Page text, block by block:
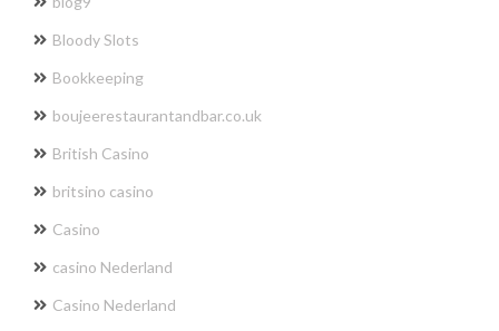
Bloody Slots
Bookkeeping
boujeerestaurantandbar.co.uk
British Casino
britsino casino
Casino
casino Nederland
Casino Nederland